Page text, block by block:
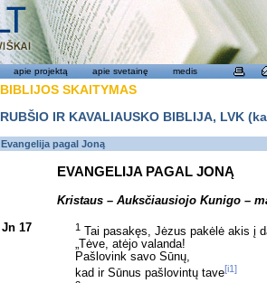
apie projektą apie svetainę medis
BIBLIJOS SKAITYMAS
RUBŠIO IR KAVALIAUSKO BIBLIJA, LVK
Evangelija pagal Joną
EVANGELIJA PAGAL JONĄ
Kristaus – Auksčiausiojo Kunigo –
Jn 17 1
Tai pasakęs, Jėzus pakėlė akis į
„Tėve, atėjo valanda!
Pašlovink savo Sūnų,
kad ir Sūnus pašlovintų tave[i1]